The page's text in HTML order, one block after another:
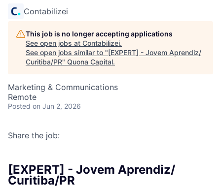
Contabilizei
This job is no longer accepting applications
See open jobs at Contabilizei.
See open jobs similar to "[EXPERT] - Jovem Aprendiz/
Curitiba/PR" Quona Capital.
Marketing & Communications
Remote
Posted on Jun 2, 2026
Share the job:
[EXPERT] - Jovem Aprendiz/
Curitiba/PR